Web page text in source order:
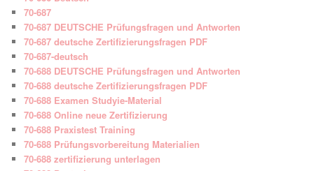
70-687
70-687 DEUTSCHE Prüfungsfragen und Antworten
70-687 deutsche Zertifizierungsfragen PDF
70-687-deutsch
70-688 DEUTSCHE Prüfungsfragen und Antworten
70-688 deutsche Zertifizierungsfragen PDF
70-688 Examen Studyie-Material
70-688 Online neue Zertifizierung
70-688 Praxistest Training
70-688 Prüfungsvorbereitung Materialien
70-688 zertifizierung unterlagen